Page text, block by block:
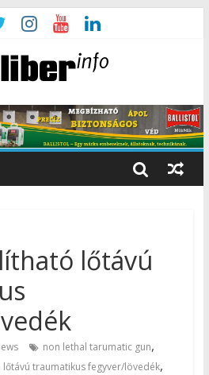
lőtávú
non lethal tarumatic gun,
traumatikus fegyver/lövedék,